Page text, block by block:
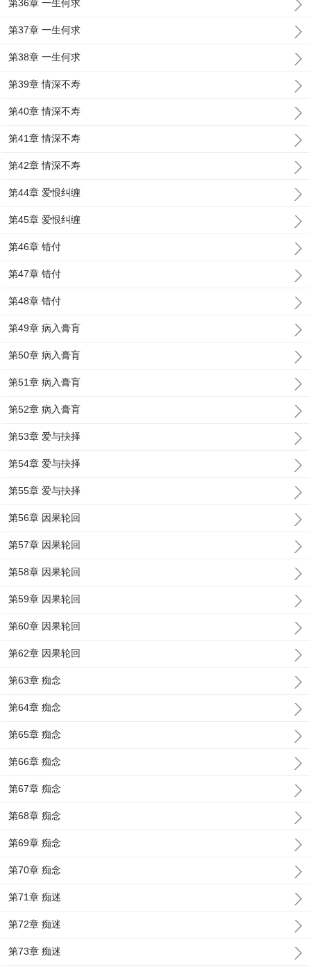
第36章 一生何求
第37章 一生何求
第38章 一生何求
第39章 情深不寿
第40章 情深不寿
第41章 情深不寿
第42章 情深不寿
第44章 爱恨纠缠
第45章 爱恨纠缠
第46章 错付
第47章 错付
第48章 错付
第49章 病入膏肓
第50章 病入膏肓
第51章 病入膏肓
第52章 病入膏肓
第53章 爱与抉择
第54章 爱与抉择
第55章 爱与抉择
第56章 因果轮回
第57章 因果轮回
第58章 因果轮回
第59章 因果轮回
第60章 因果轮回
第62章 因果轮回
第63章 痴念
第64章 痴念
第65章 痴念
第66章 痴念
第67章 痴念
第68章 痴念
第69章 痴念
第70章 痴念
第71章 痴迷
第72章 痴迷
第73章 痴迷